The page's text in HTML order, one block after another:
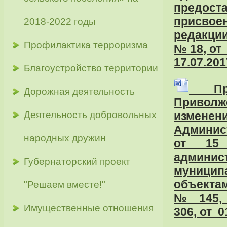
2018-2022 годы
Профилактика терроризма
Благоустройство территории
Дорожная деятельность
Деятельность добровольных
народных дружин
Губернаторский проект
"Решаем вместе!"
Имущественные отношения
№ 18, от
от
№ 145,
306, от